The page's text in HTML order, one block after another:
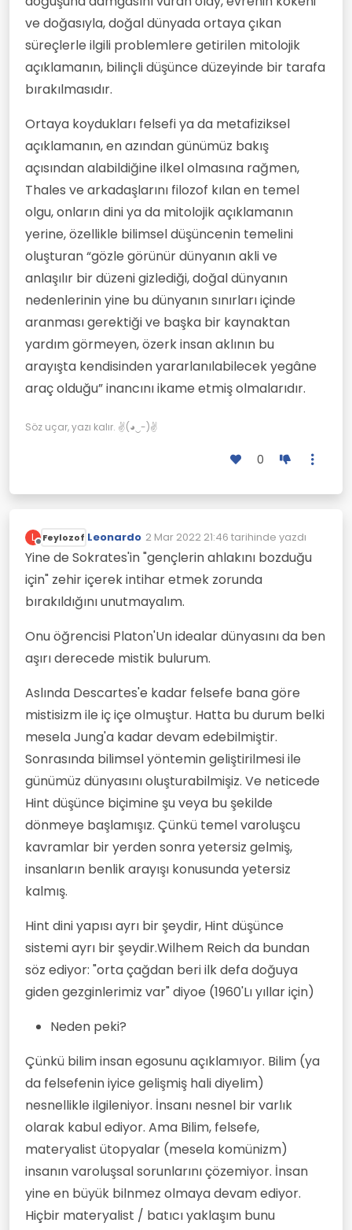
ve doğasıyla, doğal dünyada ortaya çıkan
süreçlerle ilgili problemlere getirilen mitolojik
açıklamanın, bilinçli düşünce düzeyinde bir tarafa
bırakılmasıdır.
Ortaya koydukları felsefi ya da metafiziksel
açıklamanın, en azından günümüz bakış
açısından alabildiğine ilkel olmasına rağmen,
Thales ve arkadaşlarını filozof kılan en temel
olgu, onların dini ya da mitolojik açıklamanın
yerine, özellikle bilimsel düşüncenin temelini
oluşturan “gözle görünür dünyanın akli ve
anlaşılır bir düzeni gizlediği, doğal dünyanın
nedenlerinin yine bu dünyanın sınırları içinde
aranması gerektiği ve başka bir kaynaktan
yardım görmeyen, özerk insan aklının bu
arayışta kendisinden yararlanılabilecek yegâne
araç olduğu” inancını ikame etmiş olmalarıdır.
Söz uçar, yazı kalır. ✌(◕‿-)✌
0
L
Çevrimdışı
Feylozof Leonardo 2 Mar 2022 21:46 tarihinde yazdı
Son düzenleyen:
Yine de Sokrates'in "gençlerin ahlakını bozduğu
için" zehir içerek intihar etmek zorunda
bırakıldığını unutmayalım.
Onu öğrencisi Platon'Un idealar dünyasını da ben
aşırı derecede mistik bulurum.
Aslında Descartes'e kadar felsefe bana göre
mistisizm ile iç içe olmuştur. Hatta bu durum belki
mesela Jung'a kadar devam edebilmiştir.
Sonrasında bilimsel yöntemin geliştirilmesi ile
günümüz dünyasını oluşturabilmişiz. Ve neticede
Hint düşünce biçimine şu veya bu şekilde
dönmeye başlamışız. Çünkü temel varoluşcu
kavramlar bir yerden sonra yetersiz gelmiş,
insanların benlik arayışı konusunda yetersiz
kalmış.
Hint dini yapısı ayrı bir şeydir, Hint düşünce
sistemi ayrı bir şeydir.Wilhem Reich da bundan
söz ediyor: "orta çağdan beri ilk defa doğuya
giden gezginlerimiz var" diyoe (1960'Lı yıllar için)
Neden peki?
Çünkü bilim insan egosunu açıklamıyor. Bilim (ya
da felsefenin iyice gelişmiş hali diyelim)
nesnellikle ilgileniyor. İnsanı nesnel bir varlık
olarak kabul ediyor. Ama Bilim, felsefe,
materyalist ütopyalar (mesela komünizm)
insanın varoluşsal sorunlarını çözemiyor. İnsan
yine en büyük bilnmez olmaya devam ediyor.
Hiçbir materyalist / batıcı yaklaşım bunu